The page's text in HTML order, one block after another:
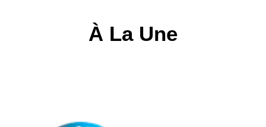
À La Une